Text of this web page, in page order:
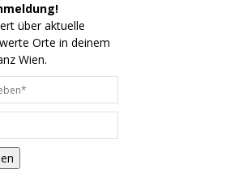
über aktuelle
Orte in deinem
Wien.